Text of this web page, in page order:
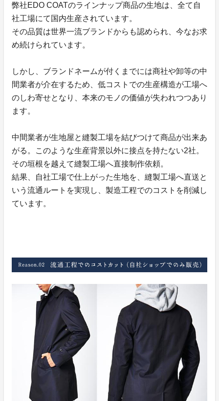
弊社EDO COATのラインナップ商品の生地は、全て自
社工場にて国内生産されています。
その品質は世界一流ブランドからも認められ、今なお求
め続けられています。
しかし、ブランドネームが付くまでには商社や卸等の中
間業者が介在するため、低コストでの生産構造が工場へ
のしわ寄せとなり、本来のモノの価値が失われつつあり
ます。
中間業者が生地屋と縫製工場を結びつけて商品が出来あ
がる。このような生産背景以外に接点を持たない2社。
その垣根を越えて縫製工場へ直接制作依頼。
結果、自社工場で仕上がった生地を、縫製工場へ直送と
いう流通ルートを実現し、製造工程でのコストを削減し
ています。